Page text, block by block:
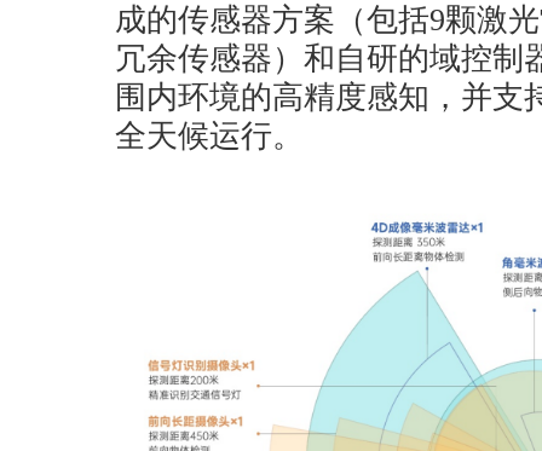
成的传感器方案（包括9颗激
冗余传感器）和自研的域控制
围内环境的高精度感知，并支
全天候运行。